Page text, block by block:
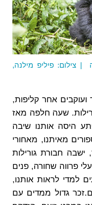
| צילום: פיליפ מילנה,
אחר קליפות,
שעה חלפה מאז
היסה אותנו שיבה
מאיתנו, מאחורי
חבורת גורילות
פרווה שחורה, פנים
למדי לראות אותנו,
גדול ממדים עם